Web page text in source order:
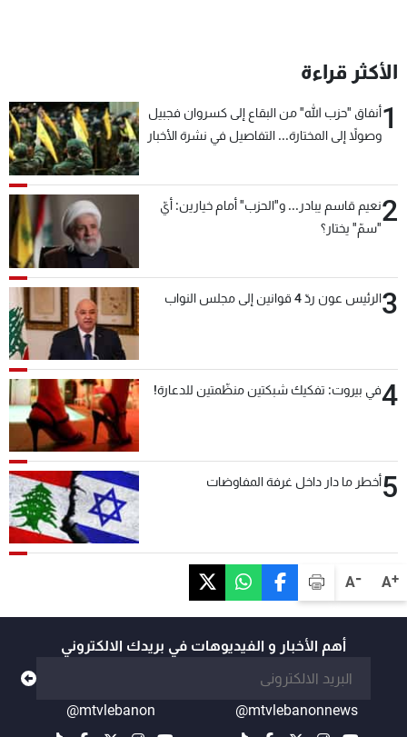
A+
A-
الأكثر قراءة
1أنفاق "حزب الله" من البقاع إلى كسروان فجبيل
وصولاً إلى المختارة... التفاصيل في نشرة الأخبار
2نعيم قاسم يبادر... و"الحزب" أمام خيارين: أيّ
"سمّ" يختار؟
3الرئيس عون ردّ 4 قوانين إلى مجلس النواب
4في بيروت: تفكيك شبكتين منظّمتين للدعارة!
5أخطر ما دار داخل غرفة المفاوضات
أهم الأخبار و الفيديوهات في بريدك الالكتروني
@mtvlebanonnews
@mtvlebanon